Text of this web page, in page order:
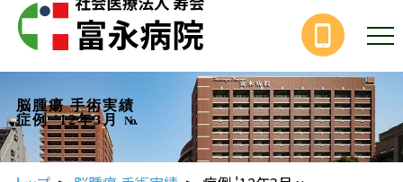
脳腫瘍 手術実績
症例 '12年3月
No.